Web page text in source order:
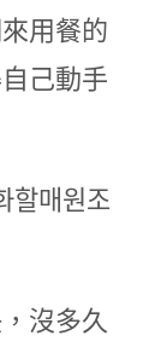
用餐的
己動手
沒多久